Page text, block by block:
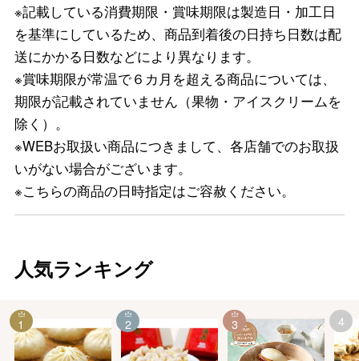
※記載している消費期限・賞味期限は製造日・加工日
を基準にしているため、商品到着後の日持ち日数は配
送にかかる日数などにより異なります。
※賞味期限が常温で６カ月を超える商品については、
期限が記載されていません（果物・アイスクリームを
除く）。
※WEBお取扱い商品につきまして、各店舗でのお取扱
いがない場合がございます。
※こちらの商品の日時指定はご容赦ください。
人気ランキング
1 2 3 4